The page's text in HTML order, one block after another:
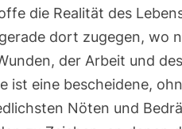
die Realität des
dort zugegen, wo
der Arbeit und
ist eine bescheidene,
Nöten und